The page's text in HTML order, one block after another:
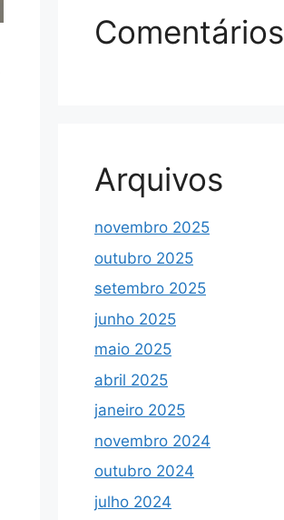
Comentários
Arquivos
novembro 2025
outubro 2025
setembro 2025
junho 2025
maio 2025
abril 2025
janeiro 2025
novembro 2024
outubro 2024
julho 2024